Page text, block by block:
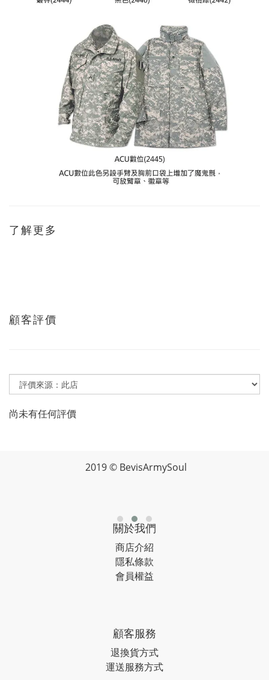
了解更多
顧客評價
尚未有任何評價
2019 © BevisArmySoul
關於我們
商店介紹
隱私條款
會員權益
顧客服務
退換貨方式
運送服務方式